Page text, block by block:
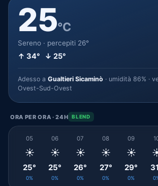
25°C
Sereno · percepiti 26°
↑ 34° ↓ 25°
Adesso a Gualtieri Sicaminò · umidità 86% ·
Ovest-Sud-Ovest
ORA PER ORA · 24H BLEND
05
☀️
25°
0%
06
☀️
25°
0%
07
☀️
26°
0%
08
☀️
27°
0%
09
☀️
29°
0%